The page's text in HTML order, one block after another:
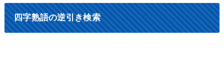
四字熟語の逆引き検索